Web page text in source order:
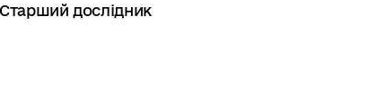
Старший дослідник